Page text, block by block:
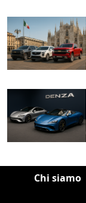
Chi siamo